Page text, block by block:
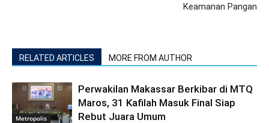
Keamanan Pangan
RELATED ARTICLES MORE FROM AUTHOR
Metropolis
Perwakilan Makassar Berkibar di MTQ
Maros, 31 Kafilah Masuk Final Siap
Rebut Juara Umum